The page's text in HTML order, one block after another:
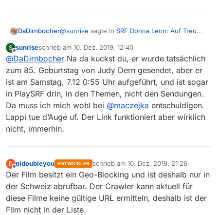
DaDirnbocher@sunrise sagte in SRF Donna Leon: Auf Treu
@maczejkaDa hast du dich wohl ein
bisschen vertan. Diese Sendung wurde im
SRF im Dezember 2019 nicht ausgestrahlt.
Sie ist weder im EPG des SRF, noch im TV-
Guide meines Smart-TV, noch im TV-
Magazin meiner Oma aufgeführt, noch ist
sie im PlaySRF gelistet.
Hmmm, ich weiss ja nicht, ob vielleicht
kurzfristig das Programm geändert wurde, aber
schau mal da:
https://www.srf.ch/programm/tv/sendung/P3530
6527_T282196536812
S
Offline
sunriseschrieb am 10. Dez. 2019, 12:40
zuletzt editiert von
@DaDirnbocher Na da kuckst du, er wurde tatsächlich
zum 85. Geburtstag von Judy Dern gesendet, aber er
ist am Samstag, 7.12 0:55 Uhr aufgeführt, und ist sogar
in PlaySRF drin, in den Themen, nicht den Sendungen.
Da muss ich mich wohl bei @maczejka entschuldigen.
Lappi tue d’Auge uf. Der Link funktioniert aber wirklich
nicht, immerhin.
P
Offline
pidoubleyou ENTWICKLER schrieb am 10. Dez. 2019, 21:26
zuletzt editiert von
Der Film besitzt ein Geo-Blocking und ist deshalb nur in
der Schweiz abrufbar. Der Crawler kann aktuell für
diese Filme keine gültige URL ermitteln, deshalb ist der
Film nicht in der Liste.